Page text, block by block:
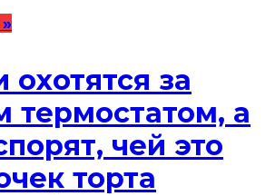
за
термостатом, а
чей это
торта